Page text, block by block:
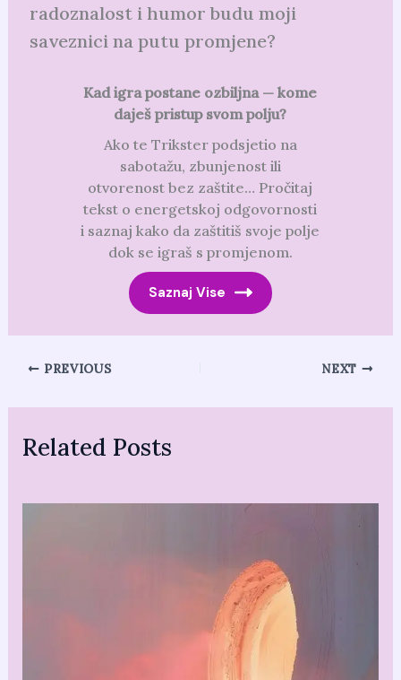
radoznalost i humor budu moji
saveznici na putu promjene?
Kad igra postane ozbiljna — kome
daješ pristup svom polju?
Ako te Trikster podsjetio na
sabotažu, zbunjenost ili
otvorenost bez zaštite… Pročitaj
tekst o energetskoj odgovornosti
i saznaj kako da zaštitiš svoje polje
dok se igraš s promjenom.
Saznaj Vise
PREVIOUS NEXT
Related Posts